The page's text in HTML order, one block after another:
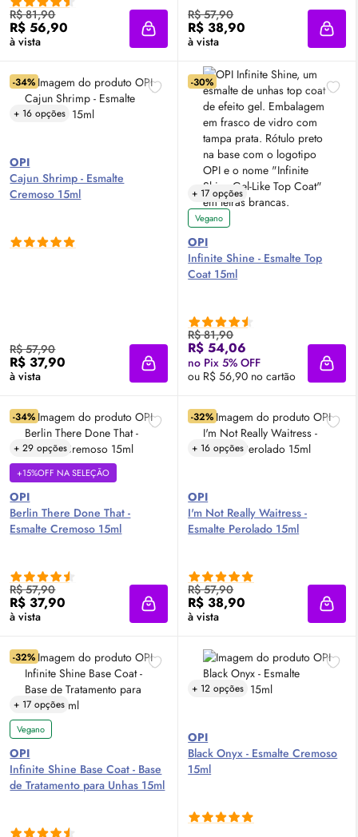
R$ 81,90
R$ 56,90
à vista Adicionar à sacola
R$ 57,90
R$ 38,90
à vista
-34%
+ 16 opções
OPI
Cajun Shrimp - Esmalte
Cremoso 15ml
R$ 57,90
R$ 37,90
à vista Adicionar à sacola
-30%
+ 17 opções
Vegano
OPI
Infinite Shine - Esmalte Top
Coat 15ml
R$ 81,90
R$ 54,06
no Pix 5% OFF
ou R$ 56,90 no cartão
-34%
+ 29 opções
+15%OFF NA SELEÇÃO
OPI
Berlin There Done That -
Esmalte Cremoso 15ml
R$ 57,90
R$ 37,90
à vista Adicionar à sacola
-32%
+ 16 opções
OPI
I'm Not Really Waitress -
Esmalte Perolado 15ml
R$ 57,90
R$ 38,90
à vista
-32%
+ 17 opções
Vegano
OPI
Infinite Shine Base Coat - Base
de Tratamento para Unhas 15ml
+ 12 opções
OPI
Black Onyx - Esmalte Cremoso
15ml